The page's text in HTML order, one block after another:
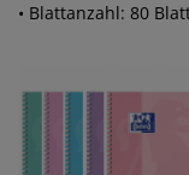
• Blattanzahl: 80